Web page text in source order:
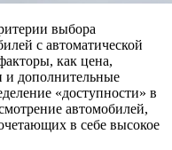
выбора
с автоматической
как цена,
и дополнительные
«доступности» в
автомобилей,
в себе высокое